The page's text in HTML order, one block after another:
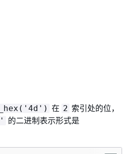
在 2 索引处的位，
的二进制表示形式是